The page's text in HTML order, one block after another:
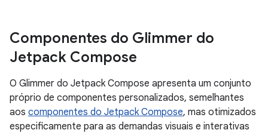
Componentes do Glimmer do
Jetpack Compose
O Glimmer do Jetpack Compose apresenta um conjunto
próprio de componentes personalizados, semelhantes
aos componentes do Jetpack Compose, mas otimizados
especificamente para as demandas visuais e interativas